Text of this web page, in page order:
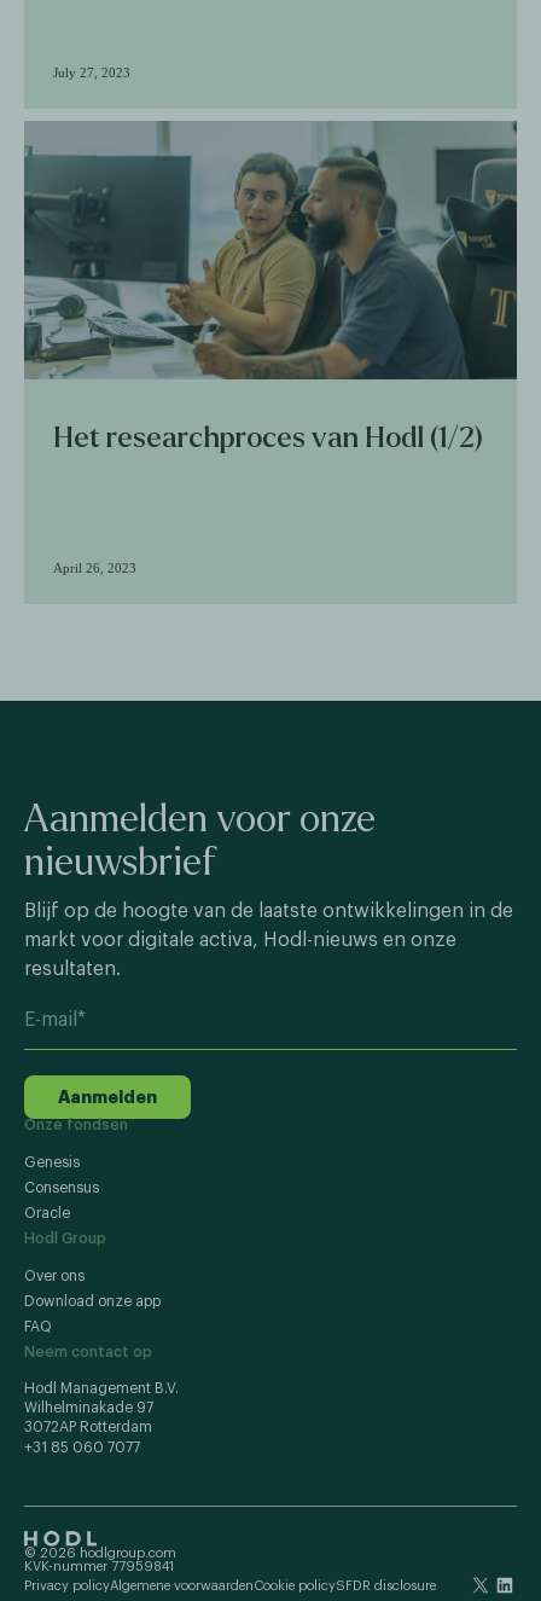
July 27, 2023
Het researchproces van Hodl (1/2)
April 26, 2023
Aanmelden voor onze
nieuwsbrief
Blijf op de hoogte van de laatste ontwikkelingen in de
markt voor digitale activa, Hodl-nieuws en onze
resultaten.
Aanmelden
Onze fondsen
Genesis
Consensus
Oracle
Hodl Group
Over ons
Download onze app
FAQ
Neem contact op
Hodl Management B.V.
Wilhelminakade 97
3072AP Rotterdam
+31 85 060 7077
© 2026 hodlgroup.com
KVK-nummer 77959841
Privacy policyAlgemene voorwaardenCookie policySFDR disclosure